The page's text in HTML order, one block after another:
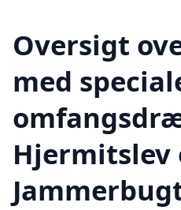
Oversigt
med
Hjermitslev